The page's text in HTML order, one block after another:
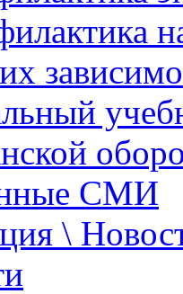
СМИ
\